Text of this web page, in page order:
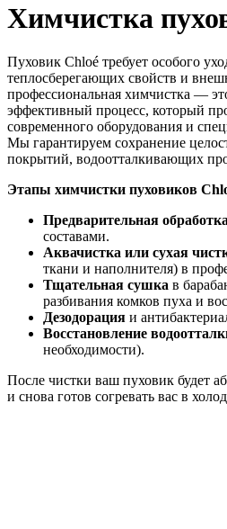
Химчистка
Пуховик Chloé требует особого
теплосберегающих свойств и
профессиональная химчистка —
эффективный процесс, который
современного оборудования и
Мы гарантируем сохранение
покрытий, водоотталкивающих
Этапы химчистки пуховиков
Предварительная
составами.
Аквачистка или сухая
ткани и наполнителя) в
Тщательная сушка в
разбивания комков пуха и
Дезодорация и
Восстановление
необходимости).
После чистки ваш пуховик будет
и снова готов согревать вас в